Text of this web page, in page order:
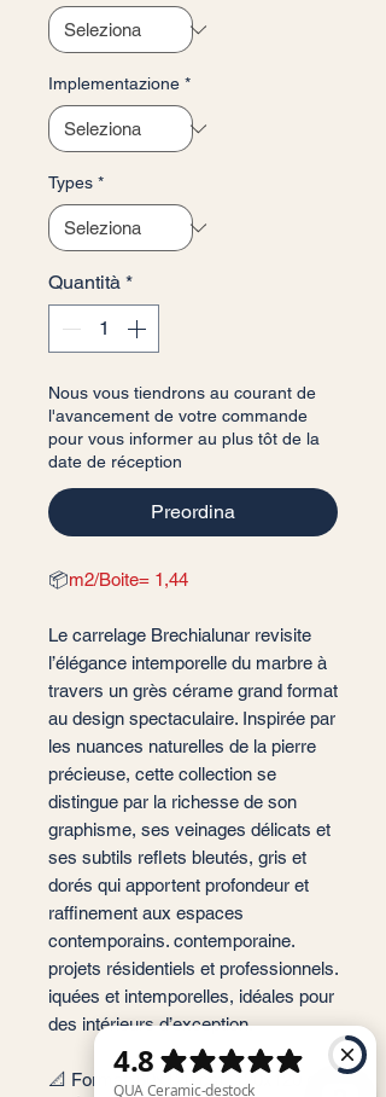
Implementazione *
Types *
Quantità *
Nous vous tiendrons au courant de
l'avancement de votre commande
pour vous informer au plus tôt de la
date de réception
Preordina
📦m2/Boite= 1,44
Le carrelage Brechialunar revisite
l’élégance intemporelle du marbre à
travers un grès cérame grand format
au design spectaculaire. Inspirée par
les nuances naturelles de la pierre
précieuse, cette collection se
distingue par la richesse de son
graphisme, ses veinages délicats et
ses subtils reflets bleutés, gris et
dorés qui apportent profondeur et
raffinement aux espaces
contemporains. contemporaine.
projets résidentiels et professionnels.
iquées et intemporelles, idéales pour
des intérieurs d’exception.
📐 Format: 60x120 cm, 120x120 cm